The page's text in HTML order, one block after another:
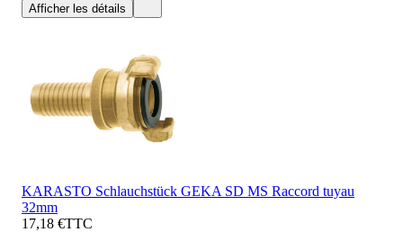
Afficher les détails
KARASTO Schlauchstück GEKA SD MS Raccord tuyau
32mm
17,18 €TTC